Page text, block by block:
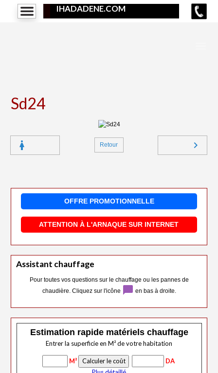
IHADADENE.COM
Sd24
Retour
OFFRE PROMOTIONNELLE
ATTENTION À L'ARNAQUE SUR INTERNET
Assistant chauffage
Pour toutes vos questions sur le chauffage ou les pannes de
chaudière. Cliquez sur l'icône
chat_bubble en bas à droite.
Estimation rapide matériels chauffage
Entrer la superficie en M² de votre habitation
M²
DA